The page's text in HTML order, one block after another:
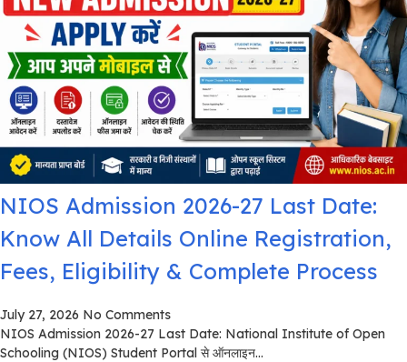
NIOS Admission 2026-27 Last Date:
Know All Details Online Registration,
Fees, Eligibility & Complete Process
July 27, 2026 No Comments
NIOS Admission 2026-27 Last Date: National Institute of Open
Schooling (NIOS) Student Portal से ऑनलाइन...